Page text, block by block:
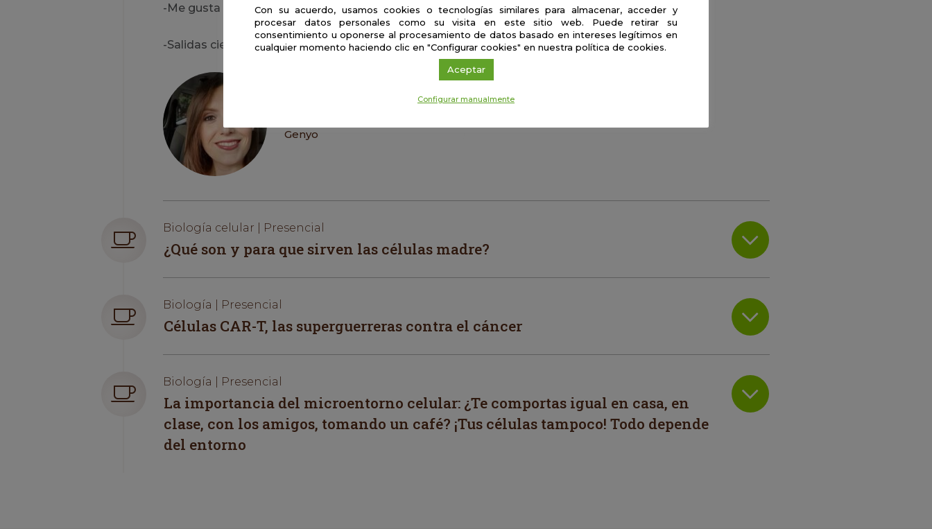
-Me gusta la biología, ¿puedo investigar?
-Salidas científicas en España, ¿es tan complicado como dicen?
Genyo
Biología celular | Presencial
¿Qué son y para que sirven las células madre?
Biología | Presencial
Células CAR-T, las superguerreras contra el cáncer
Biología | Presencial
La importancia del microentorno celular: ¿Te comportas igual en casa, en
clase, con los amigos, tomando un café? ¡Tus células tampoco! Todo depende
del entorno
Con su acuerdo, usamos cookies o tecnologías similares para almacenar, acceder y
procesar datos personales como su visita en este sitio web. Puede retirar su
consentimiento u oponerse al procesamiento de datos basado en intereses legítimos en
cualquier momento haciendo clic en "Configurar cookies" en nuestra política de cookies.
Aceptar
Configurar manualmente